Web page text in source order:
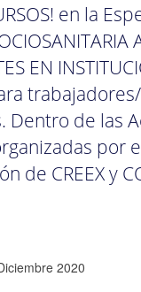
en la
EN
Dentro de las
por
de CREEX y
2020